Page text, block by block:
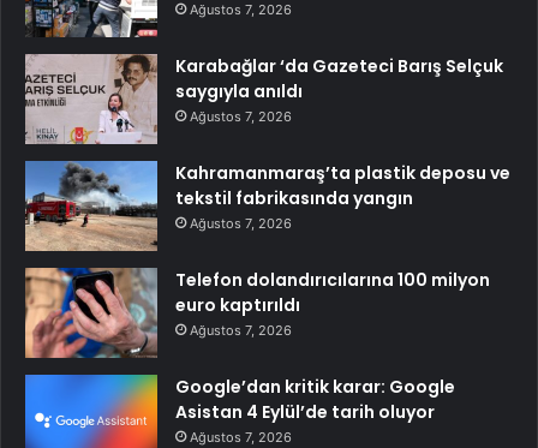
Ağustos 7, 2026
Karabağlar ‘da Gazeteci Barış Selçuk
saygıyla anıldı
Ağustos 7, 2026
Kahramanmaraş’ta plastik deposu ve
tekstil fabrikasında yangın
Ağustos 7, 2026
Telefon dolandırıcılarına 100 milyon
euro kaptırıldı
Ağustos 7, 2026
Google’dan kritik karar: Google
Asistan 4 Eylül’de tarih oluyor
Ağustos 7, 2026